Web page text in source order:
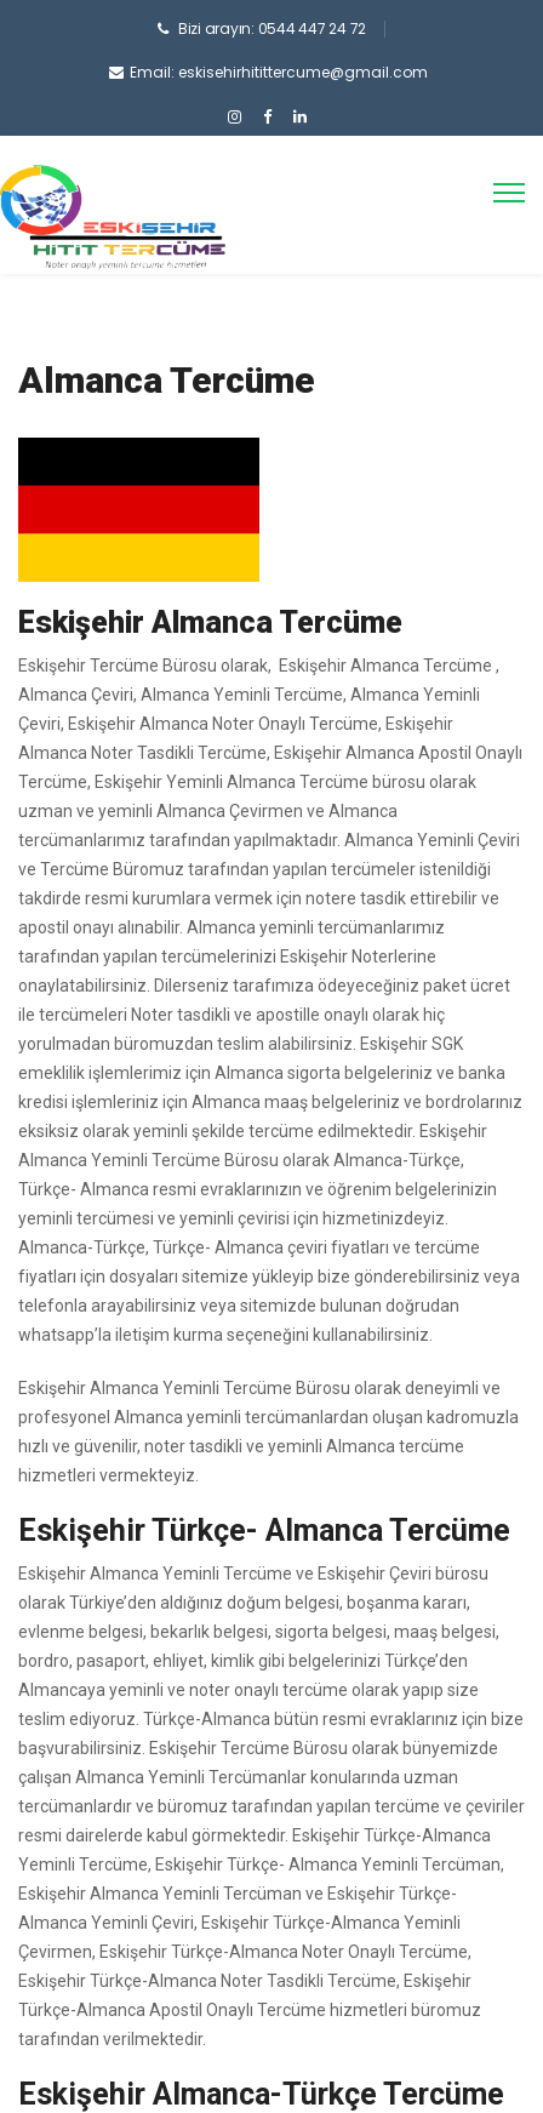
Bizi arayın: 0544 447 24 72
Email: eskisehirhitittercume@gmail.com
Almanca Tercüme
Eskişehir Almanca Tercüme
Eskişehir Tercüme Bürosu olarak, Eskişehir Almanca Tercüme ,
Almanca Çeviri, Almanca Yeminli Tercüme, Almanca Yeminli
Çeviri, Eskişehir Almanca Noter Onaylı Tercüme, Eskişehir
Almanca Noter Tasdikli Tercüme, Eskişehir Almanca Apostil Onaylı
Tercüme, Eskişehir Yeminli Almanca Tercüme bürosu olarak
uzman ve yeminli Almanca Çevirmen ve Almanca
tercümanlarımız tarafından yapılmaktadır. Almanca Yeminli Çeviri
ve Tercüme Büromuz tarafından yapılan tercümeler istenildiği
takdirde resmi kurumlara vermek için notere tasdik ettirebilir ve
apostil onayı alınabilir. Almanca yeminli tercümanlarımız
tarafından yapılan tercümelerinizi Eskişehir Noterlerine
onaylatabilirsiniz. Dilerseniz tarafımıza ödeyeceğiniz paket ücret
ile tercümeleri Noter tasdikli ve apostille onaylı olarak hiç
yorulmadan büromuzdan teslim alabilirsiniz. Eskişehir SGK
emeklilik işlemlerimiz için Almanca sigorta belgeleriniz ve banka
kredisi işlemleriniz için Almanca maaş belgeleriniz ve bordrolarınız
eksiksiz olarak yeminli şekilde tercüme edilmektedir. Eskişehir
Almanca Yeminli Tercüme Bürosu olarak Almanca-Türkçe,
Türkçe- Almanca resmi evraklarınızın ve öğrenim belgelerinizin
yeminli tercümesi ve yeminli çevirisi için hizmetinizdeyiz.
Almanca-Türkçe, Türkçe- Almanca çeviri fiyatları ve tercüme
fiyatları için dosyaları sitemize yükleyip bize gönderebilirsiniz veya
telefonla arayabilirsiniz veya sitemizde bulunan doğrudan
whatsapp’la iletişim kurma seçeneğini kullanabilirsiniz.
Eskişehir Almanca Yeminli Tercüme Bürosu olarak deneyimli ve
profesyonel Almanca yeminli tercümanlardan oluşan kadromuzla
hızlı ve güvenilir, noter tasdikli ve yeminli Almanca tercüme
hizmetleri vermekteyiz.
Eskişehir Türkçe- Almanca Tercüme
Eskişehir Almanca Yeminli Tercüme ve Eskişehir Çeviri bürosu
olarak Türkiye’den aldığınız doğum belgesi, boşanma kararı,
evlenme belgesi, bekarlık belgesi, sigorta belgesi, maaş belgesi,
bordro, pasaport, ehliyet, kimlik gibi belgelerinizi Türkçe’den
Almancaya yeminli ve noter onaylı tercüme olarak yapıp size
teslim ediyoruz. Türkçe-Almanca bütün resmi evraklarınız için bize
başvurabilirsiniz. Eskişehir Tercüme Bürosu olarak bünyemizde
çalışan Almanca Yeminli Tercümanlar konularında uzman
tercümanlardır ve büromuz tarafından yapılan tercüme ve çeviriler
resmi dairelerde kabul görmektedir. Eskişehir Türkçe-Almanca
Yeminli Tercüme, Eskişehir Türkçe- Almanca Yeminli Tercüman,
Eskişehir Almanca Yeminli Tercüman ve Eskişehir Türkçe-
Almanca Yeminli Çeviri, Eskişehir Türkçe-Almanca Yeminli
Çevirmen, Eskişehir Türkçe-Almanca Noter Onaylı Tercüme,
Eskişehir Türkçe-Almanca Noter Tasdikli Tercüme, Eskişehir
Türkçe-Almanca Apostil Onaylı Tercüme hizmetleri büromuz
tarafından verilmektedir.
Eskişehir Almanca-Türkçe Tercüme